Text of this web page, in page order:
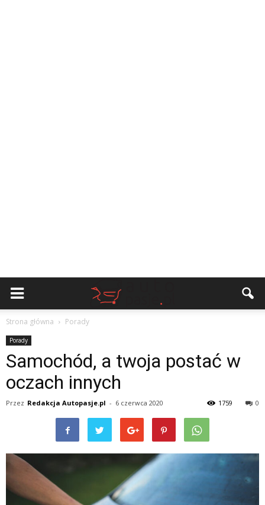
Strona główna Porady
Porady
Samochód, a twoja postać w
oczach innych
Przez Redakcja Autopasje.pl - 6 czerwca 2020 0
1759